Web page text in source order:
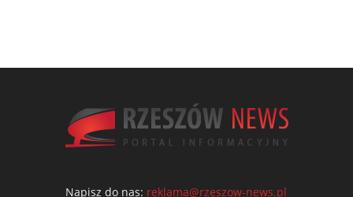
Napisz do nas: reklama@rzeszow-news.pl